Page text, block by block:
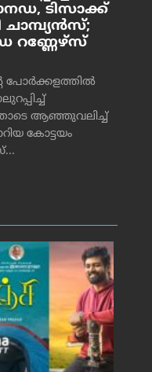
ടിസാക്ക്
ചാമ്പ്യന്‍സ്;
റണ്ണേഴ്‌സ്
പോര്‍ക്കളത്തില്‍
ആഞ്ഞുവലിച്ച്
കോട്ടയം